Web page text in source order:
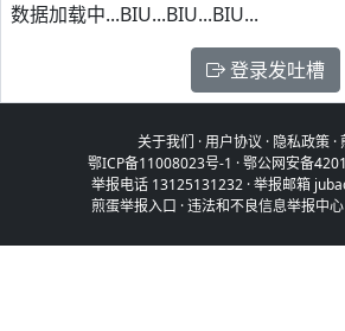
数据加载中...BIU...BIU...BIU...
登录发吐槽
关于我们 ·用户协议 · 隐私政策·
鄂ICP备11008023号-1 ·鄂公网安备
举报电话 13125131232 · 举报邮箱
煎蛋举报入口 ·违法和不良信息举报中心